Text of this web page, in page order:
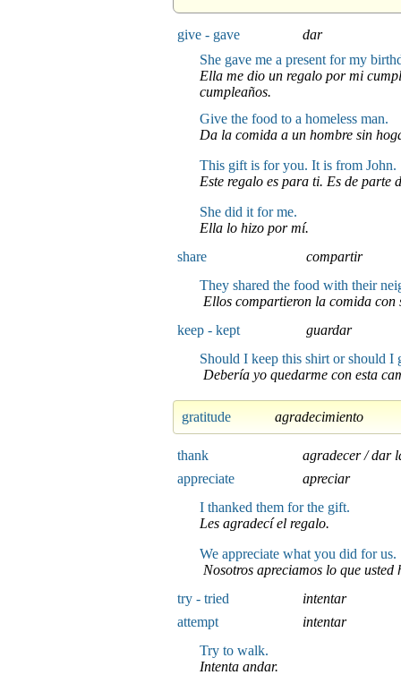
give - gave
dar
She gave me a present for my
Ella me dio un regalo por mi
cumpleaños.
Give the food to a homeless man.
Da la comida a un hombre sin
This gift is for you. It is from John.
Este regalo es para ti. Es de parte
She did it for me.
Ella lo hizo por mí.
share
compartir
They shared the food with their
Ellos compartieron la comida con
keep - kept
guardar
Should I keep this shirt or should I
Debería yo quedarme con esta
gratitude agradecimiento
thank
agradecer / dar
appreciate
apreciar
I thanked them for the gift.
Les agradecí el regalo.
We appreciate what you did for us.
Nosotros apreciamos lo que usted
try - tried
intentar
attempt
intentar
Try to walk.
Intenta andar.